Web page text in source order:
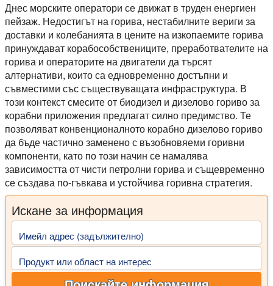
Днес морските оператори се движат в труден енергиен
пейзаж. Недостигът на горива, нестабилните вериги за
доставки и колебанията в цените на изкопаемите горива
принуждават корабособствениците, преработвателите на
горива и операторите на двигатели да търсят
алтернативи, които са едновременно достъпни и
съвместими със съществуващата инфраструктура. В
този контекст смесите от биодизел и дизелово гориво за
корабни приложения предлагат силно предимство. Те
позволяват конвенционалното корабно дизелово гориво
да бъде частично заменено с възобновяеми горивни
компоненти, като по този начин се намалява
зависимостта от чисти петролни горива и същевременно
се създава по-гъвкава и устойчива горивна стратегия.
Искане за информация
Имейл адрес (задължително)
Продукт или област на интерес